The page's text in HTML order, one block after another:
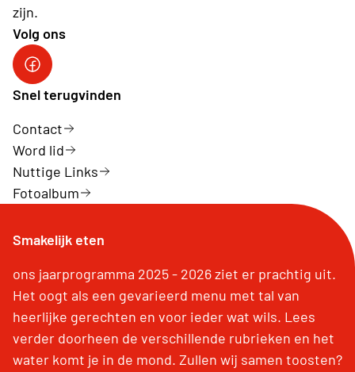
zijn.
Volg ons
Neos Hasselt
Snel terugvinden
Contact
Word lid
Nuttige Links
Fotoalbum
Smakelijk eten
ons jaarprogramma 2025 - 2026 ziet er prachtig uit.
Het oogt als een gevarieerd menu met tal van
heerlijke gerechten en voor ieder wat wils. Lees
verder doorheen de verschillende rubrieken en het
water komt je in de mond. Zullen wij samen toosten?